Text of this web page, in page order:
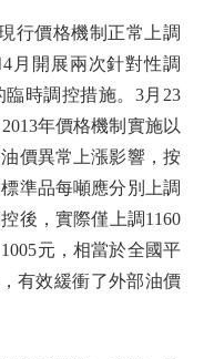
價格機制正常上調
月開展兩次針對性調
時調控措施。3月23
年價格機制實施以
價異常上漲影響，按
準品每噸應分別上調
後，實際僅上調1160
元，相當於全國平
有效緩衝了外部油價